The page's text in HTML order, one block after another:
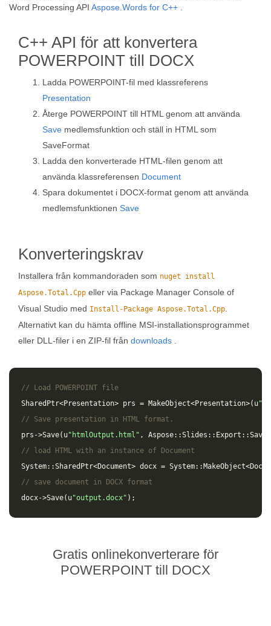
Word Processing API Aspose.Words for C++
C++ API för att konvertera
POWERPOINT till DOCX
Ladda POWERPOINT-fil med klassreferens
Presentation
Återge POWERPOINT till HTML genom att använda
Save medlemsfunktion och ställ in HTML som
SaveFormat
Ladda den konverterade HTML-filen genom att
använda klassreferensen Document
Spara dokumentet i DOCX-format genom att använda
medlemsfunktionen Save
Konverteringskrav
Installera från kommandoraden som nuget install
Aspose.Total.Cpp eller via Package Manager Console of
Visual Studio med Install-Package Aspose.Total.Cpp
Alternativt kan du hämta offline MSI-installationsprogrammet
eller DLL-filer i en ZIP-fil från downloads
// Load POWERPOINT file
SharedPtr<Presentation> prs = MakeObject<Presentation>( u
// Save presentation in HTML format.
prs ->Save( u"htmlOutput.html" , Aspose::Slides :: Export ::
// load HTML with an instance of Document
System::SharedPtr<Document> docx = System:: MakeObject<
// save document in DOCX format
docx->Save( u"output.docx" );
Gratis onlinekonverterare för
POWERPOINT till DOCX